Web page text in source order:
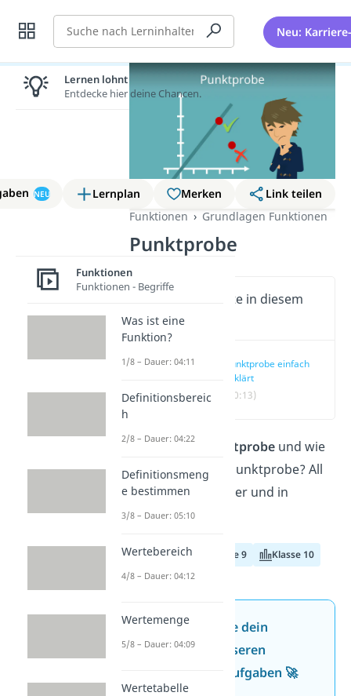
Suche Neu:
NEU Lernplan Merken
Link teilen
Funktionen
Grundlagen Funktionen
Punktprobe
Wichtige Inhalte in diesem
Video
Punktprobe einfach
erklärt
(00:13)
Was ist eine Punktprobe und wie
macht man eine Punktprobe? All
das erfährst du hier und in
unseremVideo
Klasse 8 Klasse 9 Klasse 10
Jetzt neu: Teste dein
Wissen mit unseren
kostenlosen Aufgaben 🚀
Lernen lohnt sich!
Entdecke hier deine Chancen.
Funktionen
Funktionen - Begriffe
Was ist eine
Funktion?
1/8 – Dauer: 04:11
Definitionsbereic
h
2/8 – Dauer: 04:22
Definitionsmeng
e bestimmen
3/8 – Dauer: 05:10
Wertebereich
4/8 – Dauer: 04:12
Wertemenge
5/8 – Dauer: 04:09
Wertetabelle